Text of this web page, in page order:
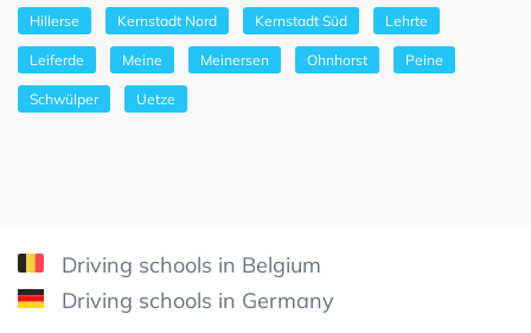
Hillerse Kernstadt Nord Kernstadt Süd Lehrte
Leiferde Meine Meinersen Ohnhorst Peine
Schwülper Uetze
Driving schools in Belgium
Driving schools in Germany